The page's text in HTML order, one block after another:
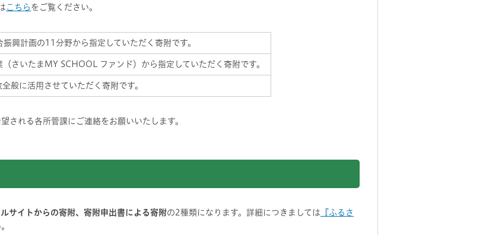
こちら をご覧ください。
興計画の11分野から指定していただく寄附です。
さいたまMY SCHOOL ファンド）から指定していただく寄附です。
般に活用させていただく寄附です。
れる各所管課にご連絡をお願いいたします。
サイトからの寄附、寄附申出書による寄附の2種類になります。詳細につきましては 『ふるさ